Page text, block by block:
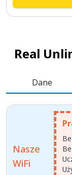
Real
Dane
Nasze
WiFi